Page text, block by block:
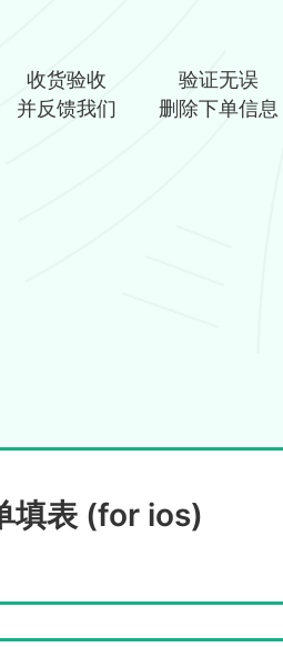
收货验收
并反馈我们
验证无误
删除下单信息
填表 (for ios)